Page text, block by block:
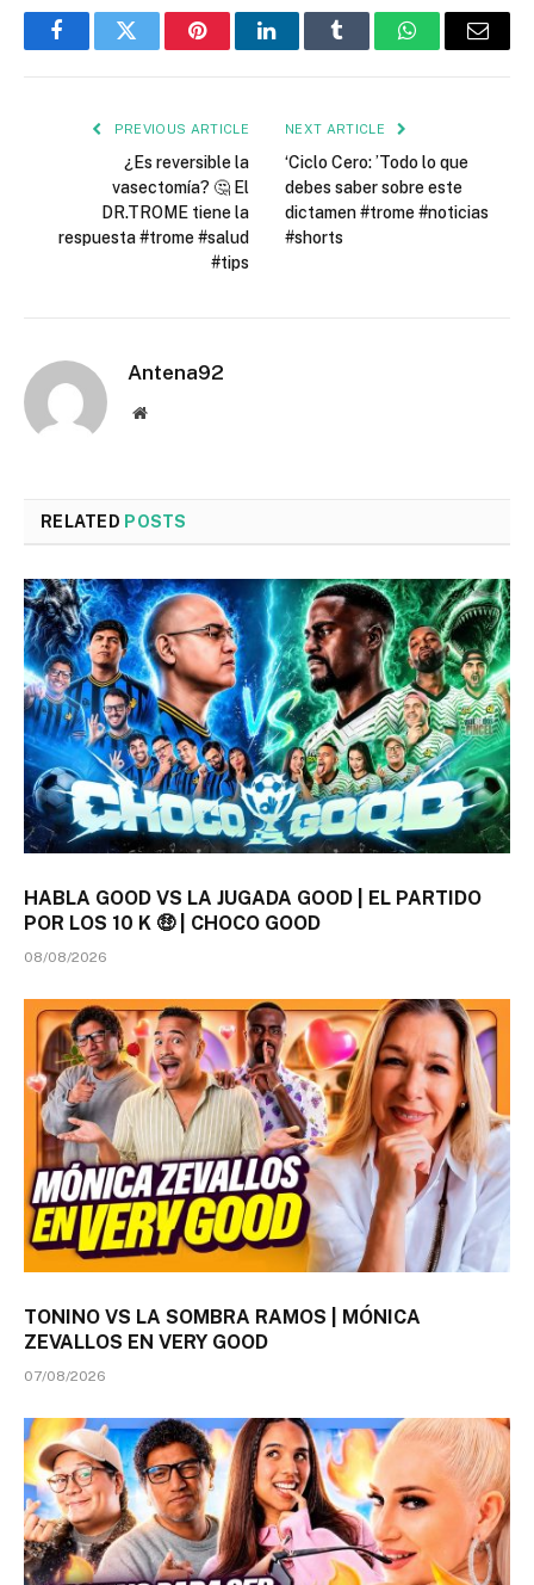
FacebookTwitter PinterestLinkedInTumblr WhatsAppEmail
PREVIOUS ARTICLE
¿Es reversible la
vasectomía? 🤔 El
DR.TROME tiene la
respuesta #trome #salud
#tips
NEXT ARTICLE
‘Ciclo Cero: ’Todo lo que
debes saber sobre este
dictamen #trome #noticias
#shorts
Antena92
Website
RELATED POSTS
HABLA GOOD VS LA JUGADA GOOD | EL PARTIDO
POR LOS 10 K 🤑 | CHOCO GOOD
08/08/2026
TONINO VS LA SOMBRA RAMOS | MÓNICA
ZEVALLOS EN VERY GOOD
07/08/2026